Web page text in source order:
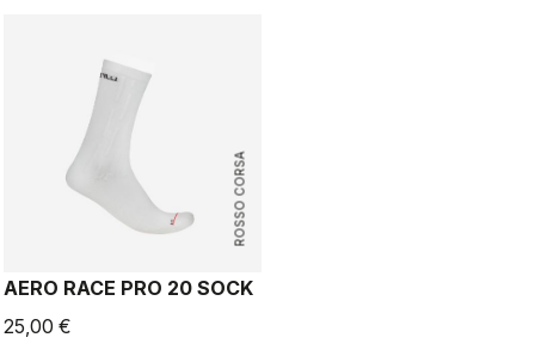
ROSSO CORSA
AERO RACE PRO 20 SOCK
25,00 €